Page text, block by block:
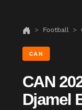
Football
CAN
CAN
Djamel